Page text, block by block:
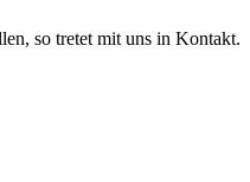
so tretet mit uns in Kontakt.